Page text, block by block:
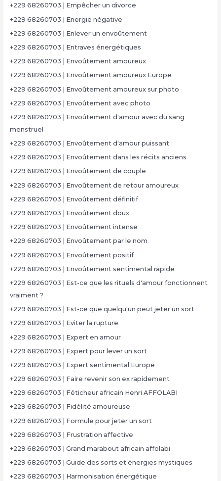
+229 68260703 | Empêcher un divorce
+229 68260703 | Energie négative
+229 68260703 | Enlever un envoûtement
+229 68260703 | Entraves énergétiques
+229 68260703 | Envoûtement amoureux
+229 68260703 | Envoûtement amoureux Europe
+229 68260703 | Envoûtement amoureux sur photo
+229 68260703 | Envoûtement avec photo
+229 68260703 | Envoûtement d'amour avec du sang
menstruel
+229 68260703 | Envoûtement d'amour puissant
+229 68260703 | Envoûtement dans les récits anciens
+229 68260703 | Envoûtement de couple
+229 68260703 | Envoûtement de retour amoureux
+229 68260703 | Envoûtement définitif
+229 68260703 | Envoûtement doux
+229 68260703 | Envoûtement intense
+229 68260703 | Envoûtement par le nom
+229 68260703 | Envoûtement positif
+229 68260703 | Envoûtement sentimental rapide
+229 68260703 | Est-ce que les rituels d'amour fonctionnent
vraiment ?
+229 68260703 | Est-ce que quelqu'un peut jeter un sort
+229 68260703 | Eviter la rupture
+229 68260703 | Expert en amour
+229 68260703 | Expert pour lever un sort
+229 68260703 | Expert sentimental Europe
+229 68260703 | Faire revenir son ex rapidement
+229 68260703 | Féticheur africain Henri AFFOLABI
+229 68260703 | Fidélité amoureuse
+229 68260703 | Formule pour jeter un sort
+229 68260703 | Frustration affective
+229 68260703 | Grand marabout africain affolabi
+229 68260703 | Guide des sorts et énergies mystiques
+229 68260703 | Harmonisation énergétique